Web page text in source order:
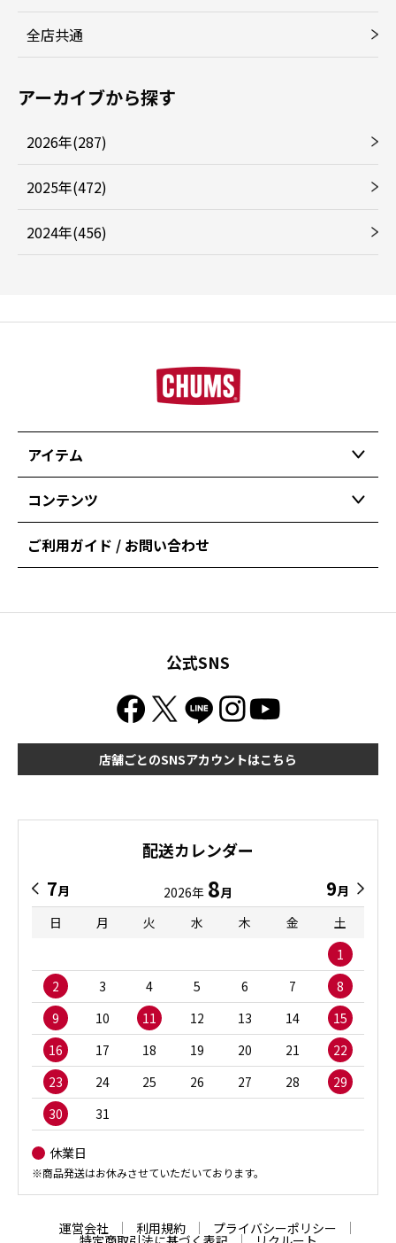
全店共通
アーカイブから探す
2026年(287)
2025年(472)
2024年(456)
アイテム
コンテンツ
ご利用ガイド / お問い合わせ
公式SNS
店舗ごとのSNSアカウントはこちら
配送カレンダー
7月 2026年 8月 9月
日
月 火 水 木 金
土
1
2
3 4 5 6 7
8
9
10 11 12 13 14
15
16
17 18 19 20 21
22
23
24 25 26 27 28
29
30
31
休業日
※商品発送はお休みさせていただいております。
運営会社 利用規約 プライバシーポリシー